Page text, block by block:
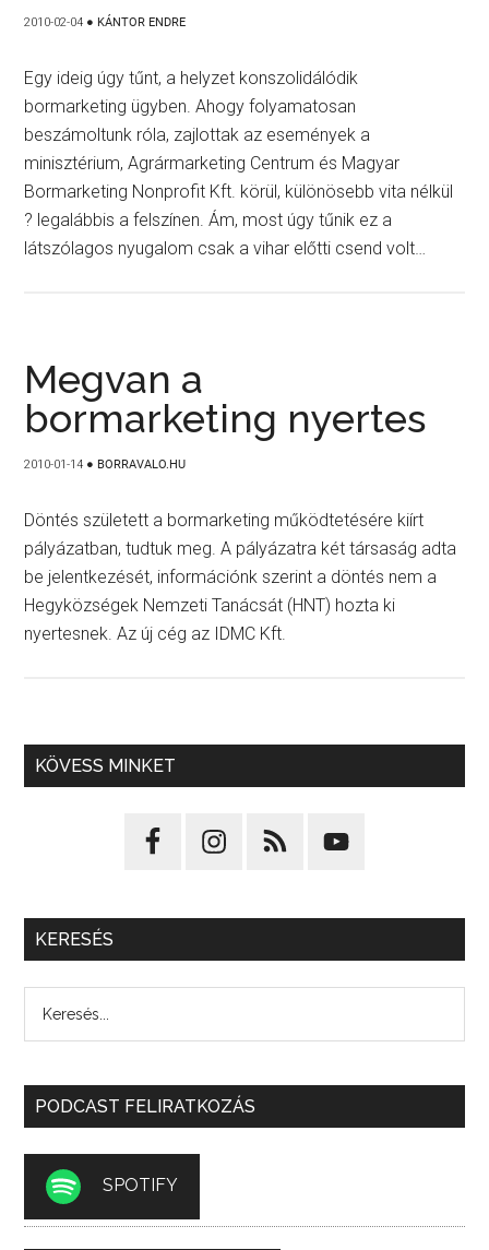
2010-02-04 ● KÁNTOR ENDRE
Egy ideig úgy tűnt, a helyzet konszolidálódik
bormarketing ügyben. Ahogy folyamatosan
beszámoltunk róla, zajlottak az események a
minisztérium, Agrármarketing Centrum és Magyar
Bormarketing Nonprofit Kft. körül, különösebb vita nélkül
? legalábbis a felszínen. Ám, most úgy tűnik ez a
látszólagos nyugalom csak a vihar előtti csend volt…
Megvan a
bormarketing nyertes
2010-01-14 ● BORRAVALO.HU
Döntés született a bormarketing működtetésére kiírt
pályázatban, tudtuk meg. A pályázatra két társaság adta
be jelentkezését, információnk szerint a döntés nem a
Hegyközségek Nemzeti Tanácsát (HNT) hozta ki
nyertesnek. Az új cég az IDMC Kft.
KÖVESS MINKET
KERESÉS
PODCAST FELIRATKOZÁS
SPOTIFY